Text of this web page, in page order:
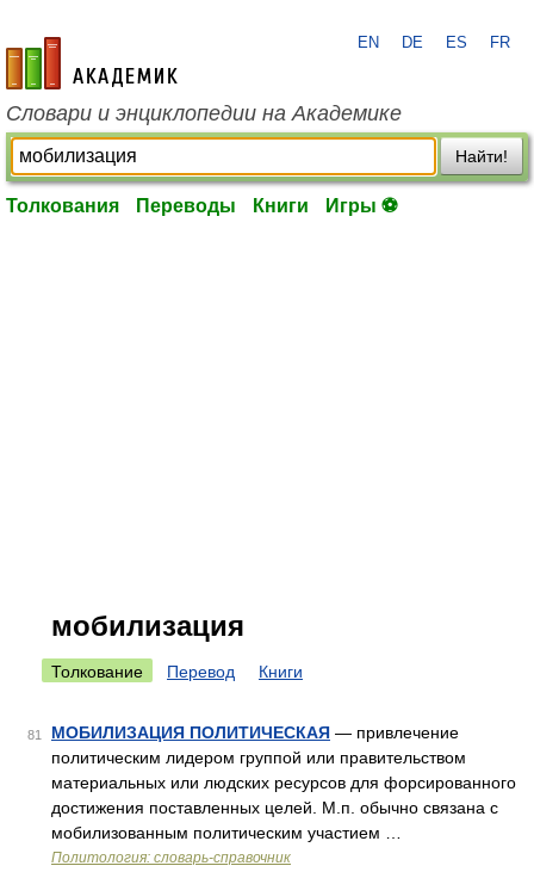
academic.ru
EN DE ES FR
Словари и энциклопедии на Академике
Найти!
Толкования Переводы Книги Игры ⚽
мобилизация
Толкование Перевод Книги
81 МОБИЛИЗАЦИЯ ПОЛИТИЧЕСКАЯ — привлечение
политическим лидером группой или правительством
материальных или людских ресурсов для форсированного
достижения поставленных целей. М.п. обычно связана с
мобилизованным политическим участием …
Политология: словарь-справочник